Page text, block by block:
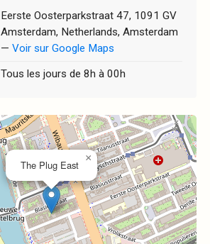
Eerste Oosterparkstraat 47, 1091 GV
Amsterdam, Netherlands, Amsterdam
— Voir sur Google Maps
Tous les jours de 8h à 00h
The Plug East
×